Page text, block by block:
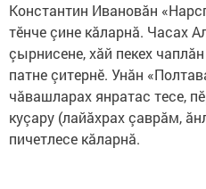
Константин Ивановăн
тӗнче çине кăларнă. Часах
çырнисене, хăй пекех
патне çитернӗ. Унăн
чăвашларах янратас тесе,
куçару (лайăхрах çаврăм,
пичетлесе кăларнă.